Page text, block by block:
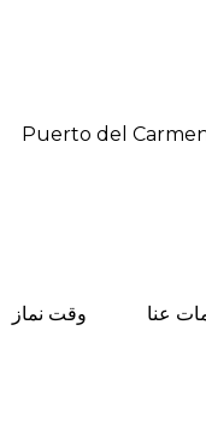
Puerto del
وقت نماز عنا